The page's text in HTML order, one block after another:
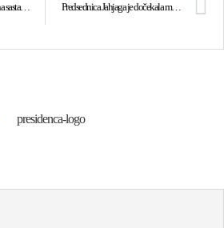
Govor Predsednice Jahjaga na sastanku Konsultativnog Veća za Zajednice Predsednica Jahjaga je dočekala ministra odbrane Portugalije, José Pedro Aguiar-Branco